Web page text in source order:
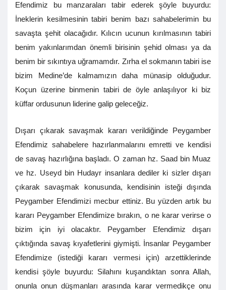
Efendimiz bu manzaraları tabir ederek şöyle buyurdu:
İneklerin kesilmesinin tabiri benim bazı sahabelerimin bu
savaşta şehit olacağıdır. Kılıcın ucunun kırılmasının tabiri
benim yakınlarımdan önemli birisinin şehid olması ya da
benim bir sıkıntıya uğramamdır. Zırha el sokmanın tabiri ise
bizim Medine’de kalmamızın daha münasip olduğudur.
Koçun üzerine binmenin tabiri de öyle anlaşılıyor ki biz
küffar ordusunun liderine galip geleceğiz.
Dışarı çıkarak savaşmak kararı verildiğinde Peygamber
Efendimiz sahabelere hazırlanmalarını emretti ve kendisi
de savaş hazırlığına başladı. O zaman hz. Saad bin Muaz
ve hz. Useyd bin Hudayr insanlara dediler ki sizler dışarı
çıkarak savaşmak konusunda, kendisinin isteği dışında
Peygamber Efendimizi mecbur ettiniz. Bu yüzden artık bu
kararı Peygamber Efendimize bırakın, o ne karar verirse o
bizim için iyi olacaktır. Peygamber Efendimiz dışarı
çıktığında savaş kıyafetlerini giymişti. İnsanlar Peygamber
Efendimize (istediği kararı vermesi için) arzettiklerinde
kendisi şöyle buyurdu: Silahını kuşandıktan sonra Allah,
onunla onun düşmanları arasında karar vermedikçe onu